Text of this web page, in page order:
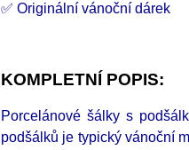
✅ Originální vánoční dárek
KOMPLETNÍ POPIS:
Porcelánové šálky s
podšálků je typický vánoční